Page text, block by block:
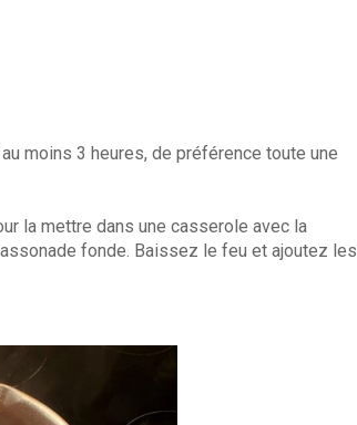
moins 3 heures, de préférence toute une
la mettre dans une casserole avec la
fonde. Baissez le feu et ajoutez les